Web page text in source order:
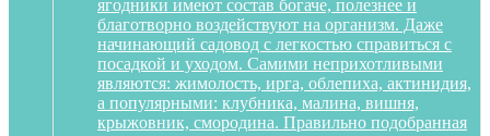
ягодники имеют состав богаче, полезнее и
благотворно воздействуют на организм. Даже
начинающий садовод с легкостью справиться с
посадкой и уходом. Самими неприхотливыми
являются: жимолость, ирга, облепиха, актинидия,
а популярными: клубника, малина, вишня,
крыжовник, смородина. Правильно подобранная